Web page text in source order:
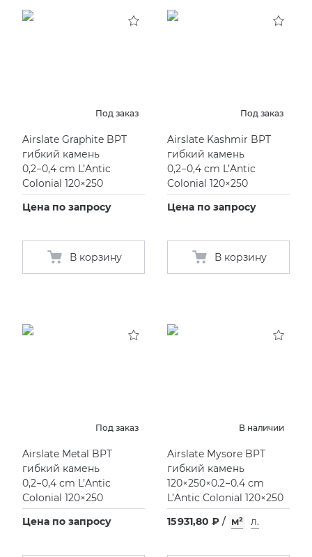
Под заказ
Airslate Graphite BPT
гибкий камень
0,2−0,4 cm L’Antic
Colonial 120×250
Цена по запросу
В корзину
Под заказ
Airslate Kashmir BPT
гибкий камень
0,2−0,4 cm L’Antic
Colonial 120×250
Цена по запросу
В корзину
Под заказ
Airslate Metal BPT
гибкий камень
0,2−0,4 cm L’Antic
Colonial 120×250
Цена по запросу
В наличии
Airslate Mysore BPT
гибкий камень
120×250×0.2−0.4 cm
L’Antic Colonial 120×250
15 931,80 ₽ / л.
м²